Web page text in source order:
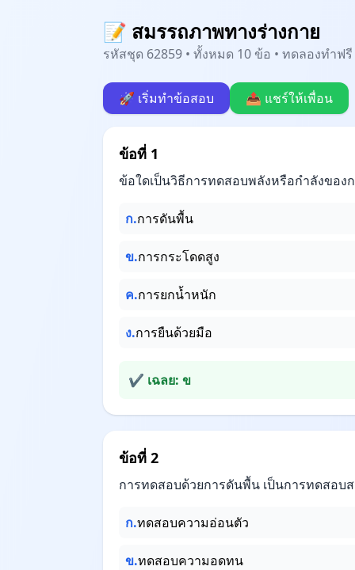
📝 สมรรถภาพทางร่างกาย
รหัสชุด 62859 • ทั้งหมด 10 ข้อ • ทดลองทำฟ
🚀 เริ่มทำข้อสอบ 📤 แชร์ให้เพื่อน
ข้อที่ 1
ข้อใดเป็นวิธีการทดสอบพลังหรือกำลังของ
ก.การดันพื้น
ข.การกระโดดสูง
ค.การยกน้ำหนัก
ง.การยืนด้วยมือ
✔ เฉลย: ข
ข้อที่ 2
การทดสอบด้วยการดันพื้น เป็นการทดสอบ
ก.ทดสอบความอ่อนตัว
ข.ทดสอบความอดทน